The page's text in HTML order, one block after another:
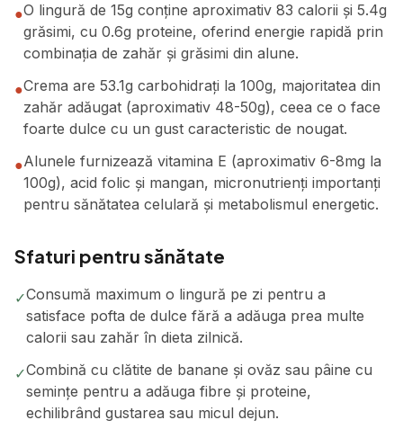
●O lingură de 15g conține aproximativ 83 calorii și 5.4g
grăsimi, cu 0.6g proteine, oferind energie rapidă prin
combinația de zahăr și grăsimi din alune.
●Crema are 53.1g carbohidrați la 100g, majoritatea din
zahăr adăugat (aproximativ 48-50g), ceea ce o face
foarte dulce cu un gust caracteristic de nougat.
●Alunele furnizează vitamina E (aproximativ 6-8mg la
100g), acid folic și mangan, micronutrienți importanți
pentru sănătatea celulară și metabolismul energetic.
Sfaturi pentru sănătate
✓Consumă maximum o lingură pe zi pentru a
satisface pofta de dulce fără a adăuga prea multe
calorii sau zahăr în dieta zilnică.
✓Combină cu clătite de banane și ovăz sau pâine cu
semințe pentru a adăuga fibre și proteine,
echilibrând gustarea sau micul dejun.